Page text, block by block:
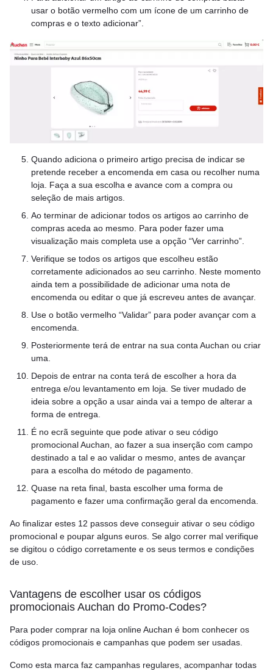
usar o botão vermelho com um ícone de um carrinho de
compras e o texto adicionar”.
Quando adiciona o primeiro artigo precisa de indicar se
pretende receber a encomenda em casa ou recolher numa
loja. Faça a sua escolha e avance com a compra ou
seleção de mais artigos.
Ao terminar de adicionar todos os artigos ao carrinho de
compras aceda ao mesmo. Para poder fazer uma
visualização mais completa use a opção “Ver carrinho”.
Verifique se todos os artigos que escolheu estão
corretamente adicionados ao seu carrinho. Neste momento
ainda tem a possibilidade de adicionar uma nota de
encomenda ou editar o que já escreveu antes de avançar.
Use o botão vermelho “Validar” para poder avançar com a
encomenda.
Posteriormente terá de entrar na sua conta Auchan ou criar
uma.
Depois de entrar na conta terá de escolher a hora da
entrega e/ou levantamento em loja. Se tiver mudado de
ideia sobre a opção a usar ainda vai a tempo de alterar a
forma de entrega.
É no ecrã seguinte que pode ativar o seu código
promocional Auchan, ao fazer a sua inserção com campo
destinado a tal e ao validar o mesmo, antes de avançar
para a escolha do método de pagamento.
Quase na reta final, basta escolher uma forma de
pagamento e fazer uma confirmação geral da encomenda.
Ao finalizar estes 12 passos deve conseguir ativar o seu código
promocional e poupar alguns euros. Se algo correr mal verifique
se digitou o código corretamente e os seus termos e condições
de uso.
Vantagens de escolher usar os códigos
promocionais Auchan do Promo-Codes?
Para poder comprar na loja online Auchan é bom conhecer os
códigos promocionais e campanhas que podem ser usadas.
Como esta marca faz campanhas regulares, acompanhar todas